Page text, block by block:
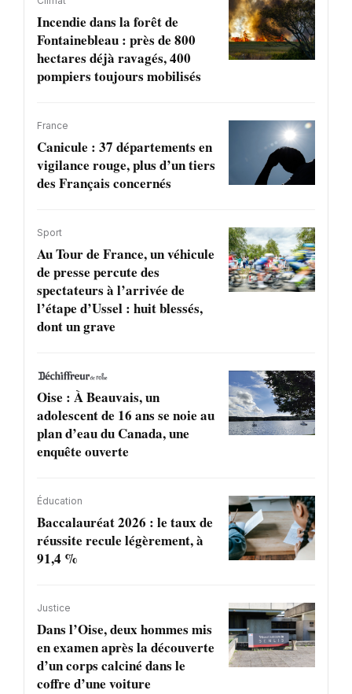
Incendie dans la forêt de
Fontainebleau : près de 800
hectares déjà ravagés, 400
pompiers toujours mobilisés
France
Canicule : 37 départements en
vigilance rouge, plus d’un tiers
des Français concernés
Sport
Au Tour de France, un véhicule
de presse percute des
spectateurs à l’arrivée de
l’étape d’Ussel : huit blessés,
dont un grave
Oise : À Beauvais, un
adolescent de 16 ans se noie au
plan d’eau du Canada, une
enquête ouverte
Éducation
Baccalauréat 2026 : le taux de
réussite recule légèrement, à
91,4 %
Justice
Dans l’Oise, deux hommes mis
en examen après la découverte
d’un corps calciné dans le
coffre d’une voiture